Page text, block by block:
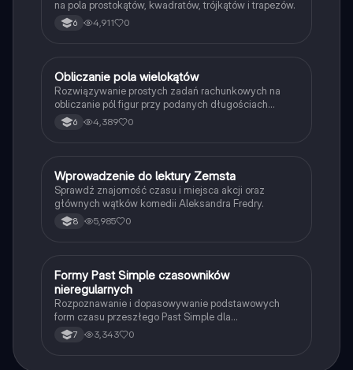
na pola prostokątów, kwadratów, trójkątów i trapezów.
6 4,911 0
OMatematyka
Obliczanie pola wielokątów
Rozwiązywanie prostych zadań rachunkowych na
obliczanie pól figur przy podanych długościach
boków i wysokości.
6 4,389 0
WJęzyk polski
Wprowadzenie do lektury Zemsta
Sprawdź znajomość czasu i miejsca akcji oraz
głównych wątków komedii Aleksandra Fredry.
8 5,985 0
FJęzyk angielski
Formy Past Simple czasowników
nieregularnych
Rozpoznawanie i dopasowywanie podstawowych
form czasu przeszłego Past Simple dla
najpopularniejszych czasowników nieregularnych.
7 3,343 0